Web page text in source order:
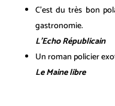
C’est du très bon
gastronomie.
L’Echo Républicain
Un roman policier
Le Maine libre